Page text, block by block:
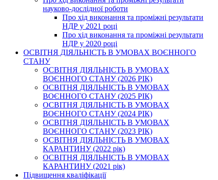
науково-дослідної роботи
Про хід виконання та проміжні результати
НДР у 2021 році
Про хід виконання та проміжні результати
НДР у 2020 році
ОСВІТНЯ ДІЯЛЬНІСТЬ В УМОВАХ ВОЄННОГО
СТАНУ
ОСВІТНЯ ДІЯЛЬНІСТЬ В УМОВАХ
ВОЄННОГО СТАНУ (2026 РІК)
ОСВІТНЯ ДІЯЛЬНІСТЬ В УМОВАХ
ВОЄННОГО СТАНУ (2025 РІК)
ОСВІТНЯ ДІЯЛЬНІСТЬ В УМОВАХ
ВОЄННОГО СТАНУ (2024 РІК)
ОСВІТНЯ ДІЯЛЬНІСТЬ В УМОВАХ
ВОЄННОГО СТАНУ (2023 РІК)
ОСВІТНЯ ДІЯЛЬНІСТЬ В УМОВАХ
КАРАНТИНУ (2022 рік)
ОСВІТНЯ ДІЯЛЬНІСТЬ В УМОВАХ
КАРАНТИНУ (2021 рік)
Підвищення кваліфікації